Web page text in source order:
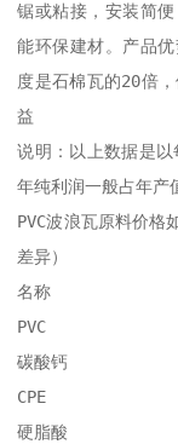
锯或粘接，安装简
能环保建材。产品
度是石棉瓦的20倍
益
说明：以上数据是
年纯利润一般占年产
PVC波浪瓦原料价格
差异）
名称	            价格	配方比例
PVC	         6600元/吨	100%
碳酸钙	         1000元/吨	60%
CPE	             14000	6%
硬脂酸	             11000	1%